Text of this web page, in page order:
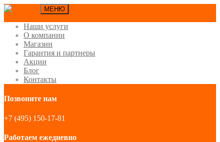
МЕНЮ
Наши услуги
О компании
Магазин
Гарантия и партнеры
Акции
Блог
Контакты
Позвоните нам
+7 (495) 150-17-81
Работаем ежедневно